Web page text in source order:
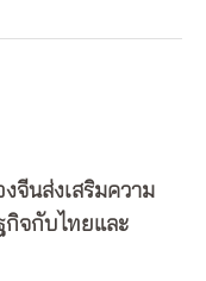
จีนส่งเสริมความ
กิจกับไทยและ